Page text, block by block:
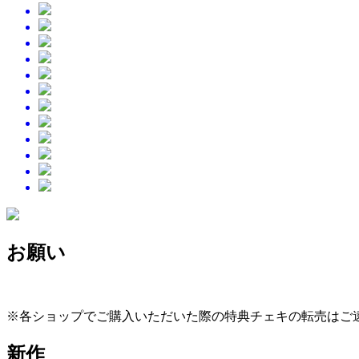
お願い
※各ショップでご購入いただいた際の特典チェ
新作